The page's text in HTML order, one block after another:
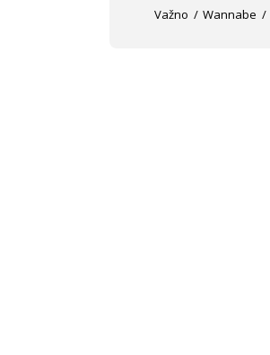
Važno
Wannabe